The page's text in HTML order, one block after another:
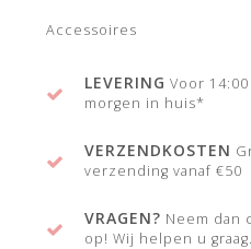
Accessoires
LEVERING Voor
morgen in huis*
VERZENDKOSTEN
verzending vanaf €50
VRAGEN? Neem dan
op! Wij helpen u graag.